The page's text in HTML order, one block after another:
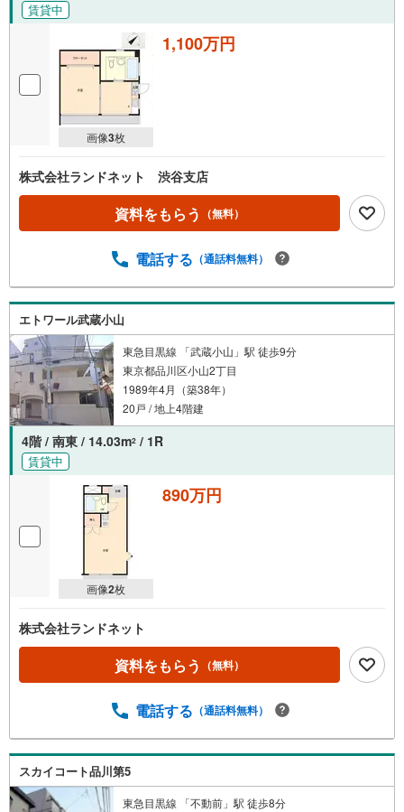
け
・
条
イ
ペ
存
す
る
賃貸中
画像3枚
1,100万円
株式会社ランドネット 渋谷支店
資料をもらう （無料）
電話する （通話料無料）
エトワール武蔵小山
東急目黒線 「武蔵小山」駅 徒歩9分
東京都品川区小山2丁目
1989年4月（築38年）
20戸 / 地上4階建
4階 / 南東 / 14.03m2 / 1R
賃貸中
画像2枚
890万円
株式会社ランドネット
資料をもらう （無料）
電話する （通話料無料）
スカイコート品川第5
東急目黒線 「不動前」駅 徒歩8分